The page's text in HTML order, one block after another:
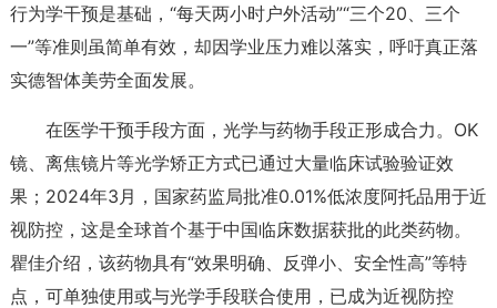
行为学干预是基础，“每天两小时户外活动”“三个20、三个
一”等准则虽简单有效，却因学业压力难以落实，呼吁真正落
实德智体美劳全面发展。
在医学干预手段方面，光学与药物手段正形成合力。OK
镜、离焦镜片等光学矫正方式已通过大量临床试验验证效
果；2024年3月，国家药监局批准0.01%低浓度阿托品用于近
视防控，这是全球首个基于中国临床数据获批的此类药物。
瞿佳介绍，该药物具有“效果明确、反弹小、安全性高”等特
点，可单独使用或与光学手段联合使用，已成为近视防控